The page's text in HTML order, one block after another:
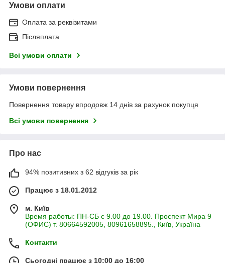
Умови оплати
Оплата за реквізитами
Післяплата
Всі умови оплати
Умови повернення
Повернення товару впродовж 14 днів за рахунок покупця
Всі умови повернення
Про нас
94% позитивних з 62 відгуків за рік
Працює з 18.01.2012
м. Київ
Время работы: ПН-СБ с 9.00 до 19.00. Проспект Мира 9
(ОФИС) т. 80664592005, 80961658895., Київ, Україна
Контакти
Сьогодні працює з 10:00 до 16:00